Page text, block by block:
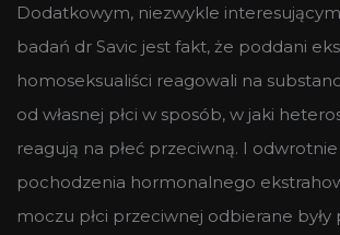
Dodatkowym, niezwykle
badań dr Savic jest fakt, że poddani
homoseksualiści reagowali na
od własnej płci w sposób, w jaki
reagują na płeć przeciwną. I
pochodzenia hormonalnego
moczu płci przeciwnej odbierane były